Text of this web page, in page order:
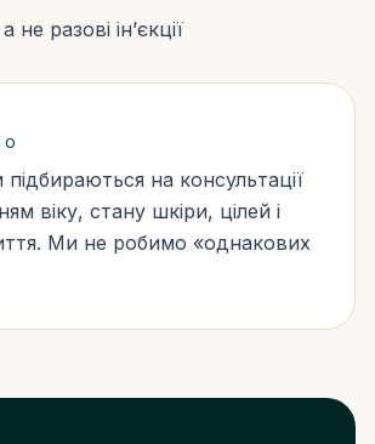
не разові ін’єкції
на консультації
віку, стану шкіри, цілей і
Ми не робимо «однакових